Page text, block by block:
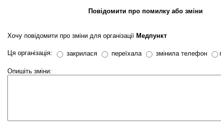
Повідомити про помилку або зміни
Хочу повідомити про зміни для організації Медпункт
Ця організація: закрилася переїхала змінила телефон
Опишіть зміни: